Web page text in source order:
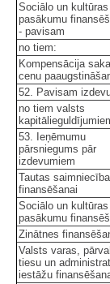
Sociālo un kultūras
pasākumu
- pavisam
no tiem:
Kompensācija
cenu
52. Pavisam
no tiem valsts
53. Ieņēmumu
pārsniegums pār
izdevumiem
Tautas
finansēšanai
Sociālo un kultūras
pasākumu
Zinātnes
Valsts varas,
tiesu un
iestāžu